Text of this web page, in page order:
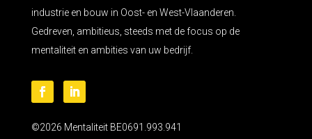
industrie en bouw in Oost- en West-Vlaanderen.
Gedreven, ambitieus, steeds met de focus op de
mentaliteit en ambities van uw bedrijf.
©2026 Mentaliteit BE0691.993.941